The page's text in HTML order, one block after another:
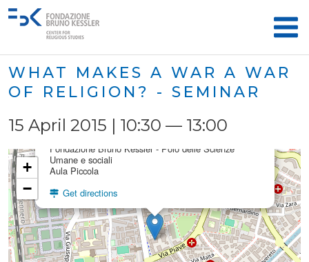
WHAT MAKES A WAR A WAR
OF RELIGION? - SEMINAR
15 April 2015 | 10:30 — 13:00
FBK Aula Piccola
Fondazione Bruno Kessler - Polo delle Scienze
Umane e sociali
Aula Piccola
Get directions
+
−